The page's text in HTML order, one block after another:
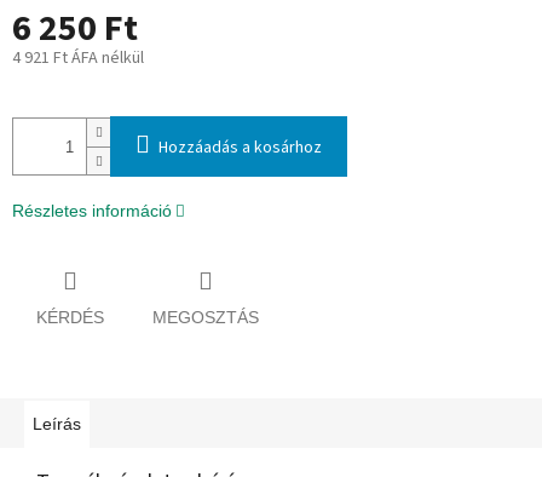
6 250 Ft
4 921 Ft ÁFA nélkül
Hozzáadás a kosárhoz
Részletes információ
KÉRDÉS MEGOSZTÁS
Leírás